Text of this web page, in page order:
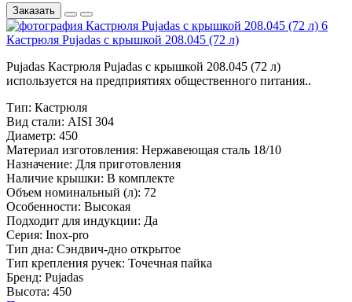
Заказать
Кастрюля Pujadas с крышкой 208.045 (72 л)
Pujadas Кастрюля Pujadas с крышкой 208.045 (72 л)
используется на предприятиях общественного питания..
Тип: Кастрюля
Вид стали: AISI 304
Диаметр: 450
Материал изготовления: Нержавеющая сталь 18/10
Назначение: Для приготовления
Наличие крышки: В комплекте
Объем номинальный (л): 72
Особенности: Высокая
Подходит для индукции: Да
Серия: Inox-pro
Тип дна: Сэндвич-дно открытое
Тип крепления ручек: Точечная пайка
Бренд: Pujadas
Высота: 450